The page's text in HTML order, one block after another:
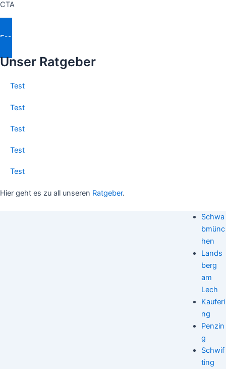
CTA
Fragen Stellen
Unser Ratgeber
Test
Test
Test
Test
Test
Hier geht es zu all unseren Ratgeber.
Schwa
bmünc
hen
Lands
berg
am
Lech
Kauferi
ng
Penzin
g
Schwif
ting